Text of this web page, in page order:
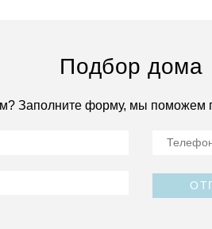
Подбор дома
Заполните форму, мы поможем